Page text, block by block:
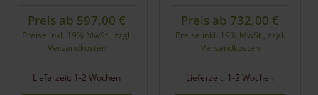
Preis ab 597,00 €
Preise inkl. 19% MwSt., zzgl.
Versandkosten
Lieferzeit: 1-2 Wochen
Preis ab 732,00 €
Preise inkl. 19% MwSt., zzgl.
Versandkosten
Lieferzeit: 1-2 Wochen